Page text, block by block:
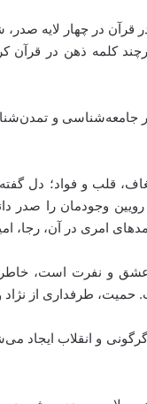
قرآن در چهار لایه
کلمه ذهن در قرآن
جامعه‌شناسی و
قلب و فواد؛ دل
وجودمان را صدر
امری در آن،
و نفرت است،
طرفداری از
و انقلاب ایجاد